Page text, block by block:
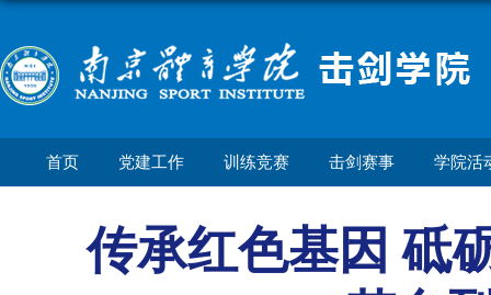
首页 党建工作 训练竞赛 击剑赛事 学院活
传承红色基因 砥